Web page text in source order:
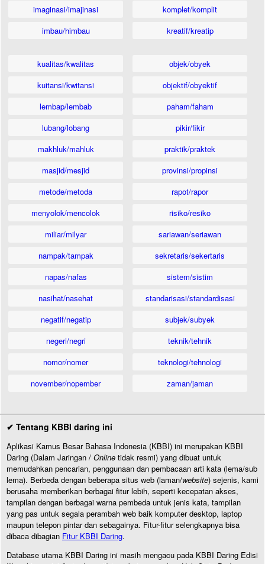
imaginasi/imajinasi
imbau/himbau
komplet/komplit
kreatif/kreatip
kualitas/kwalitas
kuitansi/kwitansi
lembap/lembab
lubang/lobang
makhluk/mahluk
masjid/mesjid
metode/metoda
menyolok/mencolok
miliar/milyar
nampak/tampak
napas/nafas
nasihat/nasehat
negatif/negatip
negeri/negri
nomor/nomer
november/nopember
objek/obyek
objektif/obyektif
paham/faham
pikir/fikir
praktik/praktek
provinsi/propinsi
rapot/rapor
risiko/resiko
sariawan/seriawan
sekretaris/sekertaris
sistem/sistim
standarisasi/standardisasi
subjek/subyek
teknik/tehnik
teknologi/tehnologi
zaman/jaman
✔ Tentang KBBI daring ini
Aplikasi Kamus Besar Bahasa Indonesia (KBBI) ini merupakan KBBI
Daring (Dalam Jaringan / Online tidak resmi) yang dibuat untuk
memudahkan pencarian, penggunaan dan pembacaan arti kata (lema/sub
lema). Berbeda dengan beberapa situs web (laman/website) sejenis, kami
berusaha memberikan berbagai fitur lebih, seperti kecepatan akses,
tampilan dengan berbagai warna pembeda untuk jenis kata, tampilan
yang pas untuk segala perambah web baik komputer desktop, laptop
maupun telepon pintar dan sebagainya. Fitur-fitur selengkapnya bisa
dibaca dibagian Fitur KBBI Daring.
Database utama KBBI Daring ini masih mengacu pada KBBI Daring Edisi